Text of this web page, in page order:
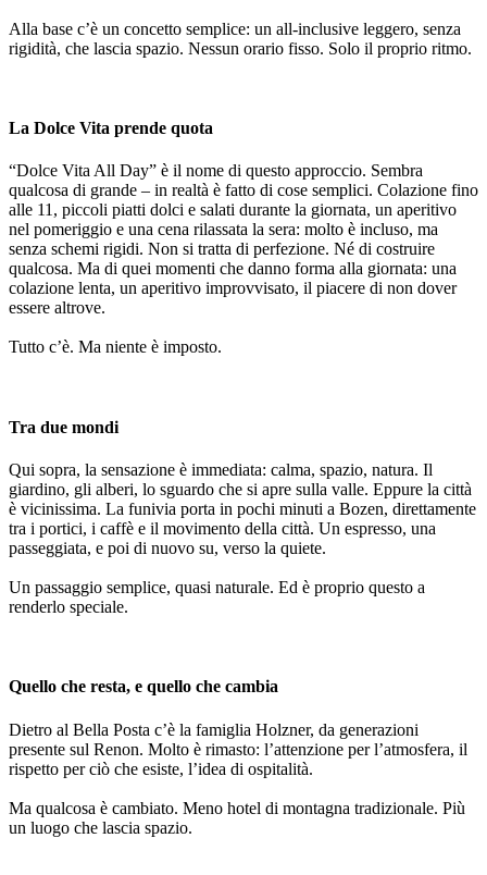
Alla base c’è un concetto semplice: un all-inclusive leggero, senza
rigidità, che lascia spazio. Nessun orario fisso. Solo il proprio ritmo.
La Dolce Vita prende quota
“Dolce Vita All Day” è il nome di questo approccio. Sembra
qualcosa di grande – in realtà è fatto di cose semplici. Colazione fino
alle 11, piccoli piatti dolci e salati durante la giornata, un aperitivo
nel pomeriggio e una cena rilassata la sera: molto è incluso, ma
senza schemi rigidi. Non si tratta di perfezione. Né di costruire
qualcosa. Ma di quei momenti che danno forma alla giornata: una
colazione lenta, un aperitivo improvvisato, il piacere di non dover
essere altrove.
Tutto c’è. Ma niente è imposto.
Tra due mondi
Qui sopra, la sensazione è immediata: calma, spazio, natura. Il
giardino, gli alberi, lo sguardo che si apre sulla valle. Eppure la città
è vicinissima. La funivia porta in pochi minuti a Bozen, direttamente
tra i portici, i caffè e il movimento della città. Un espresso, una
passeggiata, e poi di nuovo su, verso la quiete.
Un passaggio semplice, quasi naturale. Ed è proprio questo a
renderlo speciale.
Quello che resta, e quello che cambia
Dietro al Bella Posta c’è la famiglia Holzner, da generazioni
presente sul Renon. Molto è rimasto: l’attenzione per l’atmosfera, il
rispetto per ciò che esiste, l’idea di ospitalità.
Ma qualcosa è cambiato. Meno hotel di montagna tradizionale. Più
un luogo che lascia spazio.